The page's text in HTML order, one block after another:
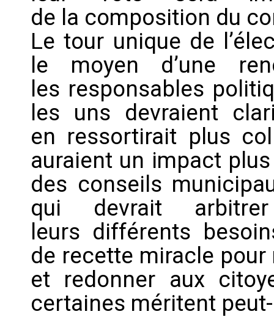
de la composition du
Le tour unique de
le moyen d’une
les responsables
les uns devraient
en ressortirait plus
auraient un impact
des conseils
qui devrait
leurs différents
de recette miracle
et redonner aux
certaines méritent